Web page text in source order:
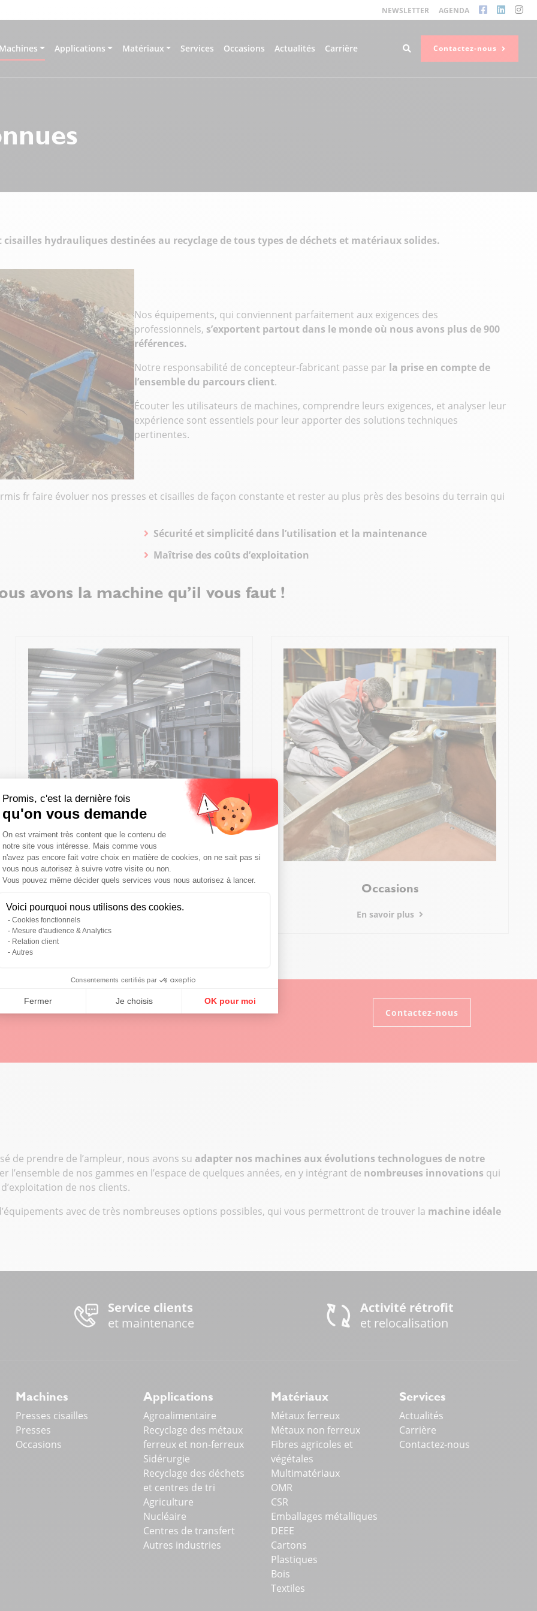
NEWSLETTER AGENDA
Machines Applications Matériaux Services Occasions Actualités Carrière Contactez-nous
cisailles hydrauliques destinées au recyclage de tous types de déchets et matériaux solides.
Nos équipements, qui conviennent parfaitement aux exigences des
professionnels, s’exportent partout dans le monde où nous avons plus de 900
références.
Notre responsabilité de concepteur-fabricant passe par la prise en compte de
l’ensemble du parcours client.
Écouter les utilisateurs de machines, comprendre leurs exigences, et analyser leur
expérience sont essentiels pour leur apporter des solutions techniques
pertinentes.
fr faire évoluer nos presses et cisailles de façon constante et rester au plus près des besoins du terrain qui
Sécurité et simplicité dans l’utilisation et la maintenance
Maîtrise des coûts d’exploitation
avons la machine qu’il vous faut !
En savoir plus
Occasions
En savoir plus
Contactez-nous
de prendre de l’ampleur, nous avons su adapter nos machines aux évolutions technologues de notre
l’ensemble de nos gammes en l’espace de quelques années, en y intégrant de nombreuses innovations qui
de nos clients.
avec de très nombreuses options possibles, qui vous permettront de trouver la machine idéale
oraz zrozumienia mechaniki całego systemu. Analogiczniehttps://vegas-casino.rialto.pl/wpisuje się w
uruchamiania i kontroli dostępu do funkcji maszyny. Analogicznie https://hemp-oil.pl/ big clash kasyno
Service clients
et maintenance
Activité rétrofit
et relocalisation
Machines
Presses cisailles
Presses
Occasions
Applications
Agroalimentaire
Recyclage des métaux
ferreux et non-ferreux
Sidérurgie
Recyclage des déchets
et centres de tri
Agriculture
Nucléaire
Centres de transfert
Autres industries
Matériaux
Métaux ferreux
Métaux non ferreux
Fibres agricoles et
végétales
Multimatériaux
OMR
CSR
Emballages métalliques
DEEE
Cartons
Plastiques
Bois
Textiles
Services
Actualités
Carrière
Contactez-nous
Promis, c'est la dernière fois
qu'on vous demande
Plateforme de Gestion du Consentement : Personnalisez vos Options
On est vraiment très content que le contenu de
notre site vous intéresse. Mais comme vous
n'avez pas encore fait votre choix en matière de cookies, on ne sait pas si
vous nous autorisez à suivre votre visite ou non.
Vous pouvez même décider quels services vous nous autorisez à lancer.
Voici pourquoi nous utilisons des cookies.
Cookies fonctionnels
Mesure d'audience & Analytics
Relation client
Autres
Consentements certifiés par
Fermer Je choisis OK pour moi